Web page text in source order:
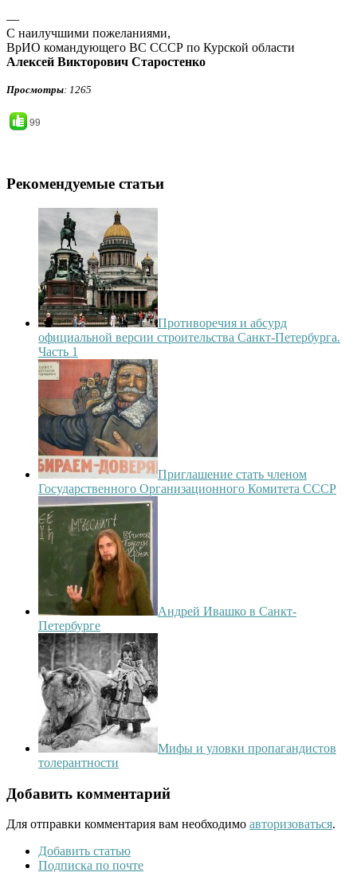
—
С наилучшими пожеланиями,
ВрИО командующего ВС СССР по Курской области
Алексей Викторович Старостенко
Просмотры: 1265
99
Рекомендуемые статьи
Противоречия и абсурд
официальной версии строительства Санкт-Петербурга.
Часть 1
Приглашение стать членом
Государственного Организационного Комитета СССР
Андрей Ивашко в Санкт-
Петербурге
Мифы и уловки пропагандистов
толерантности
Добавить комментарий
Для отправки комментария вам необходимо авторизоваться.
Добавить статью
Подписка по почте